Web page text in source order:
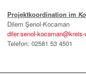
Projektkoordination im
Dilern Şenol-Kocaman
diler.senol-
Telefon: 02581 53 4501